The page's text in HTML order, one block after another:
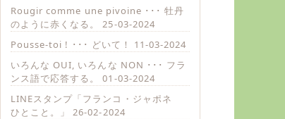
Rougir comme une pivoine ･･･ 牡丹
のように赤くなる。
25-03-2024
Pousse-toi ! ･･･ どいて！
11-03-2024
いろんな OUI, いろんな NON ･･･ フラ
ンス語で応答する。
01-03-2024
LINEスタンプ「フランコ・ジャポネ
ひとこと。」
26-02-2024